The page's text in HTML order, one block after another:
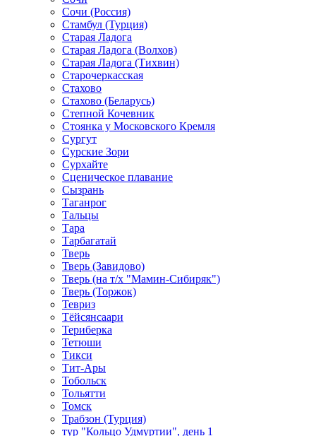
Сочи (Россия)
Стамбул (Турция)
Старая Ладога
Старая Ладога (Волхов)
Старая Ладога (Тихвин)
Старочеркасская
Стахово
Стахово (Беларусь)
Степной Кочевник
Стоянка у Московского Кремля
Сургут
Сурские Зори
Сурхайте
Сценическое плавание
Сызрань
Таганрог
Тальцы
Тара
Тарбагатай
Тверь
Тверь (Завидово)
Тверь (на т/х "Мамин-Сибиряк")
Тверь (Торжок)
Тевриз
Тёйсянсаари
Териберка
Тетюши
Тикси
Тит-Ары
Тобольск
Тольятти
Томск
Трабзон (Турция)
тур "Кольцо Удмуртии", день 1